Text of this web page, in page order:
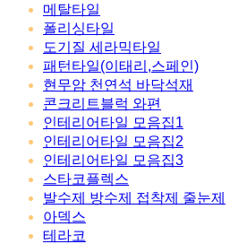
메탈타일
폴리싱타일
도기질 세라믹타일
패턴타일(이태리,스페인)
현무암 천연석 바닥석재
콘크리트블럭 와편
인테리어타일 모음집1
인테리어타일 모음집2
인테리어타일 모음집3
스타코플렉스
발수제 방수제 접착제 줄눈제
아덱스
테라코